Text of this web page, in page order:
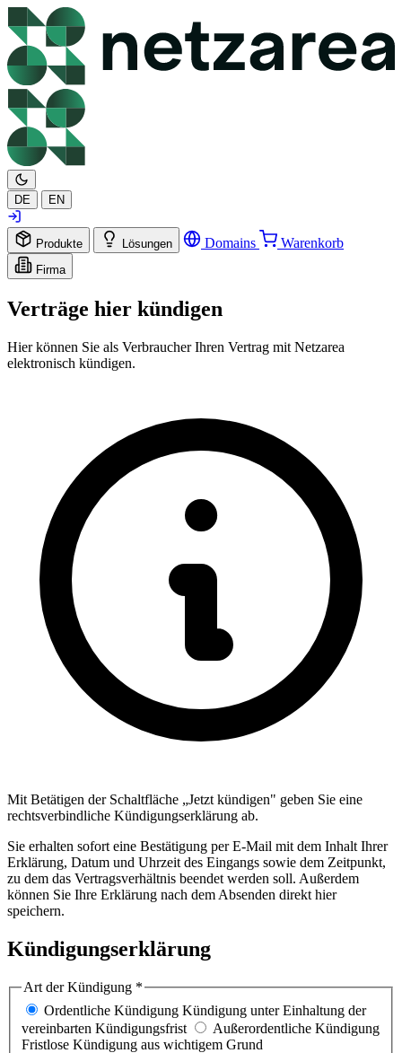
DE EN
Produkte Lösungen Domains Warenkorb
Firma
Verträge hier kündigen
Hier können Sie als Verbraucher Ihren Vertrag mit Netzarea
elektronisch kündigen.
Mit Betätigen der Schaltfläche „Jetzt kündigen" geben Sie eine
rechtsverbindliche Kündigungserklärung ab.
Sie erhalten sofort eine Bestätigung per E-Mail mit dem Inhalt Ihrer
Erklärung, Datum und Uhrzeit des Eingangs sowie dem Zeitpunkt,
zu dem das Vertragsverhältnis beendet werden soll. Außerdem
können Sie Ihre Erklärung nach dem Absenden direkt hier
speichern.
Kündigungserklärung
Art der Kündigung *
Ordentliche Kündigung Kündigung unter Einhaltung der
vereinbarten Kündigungsfrist
Außerordentliche Kündigung
Fristlose Kündigung aus wichtigem Grund